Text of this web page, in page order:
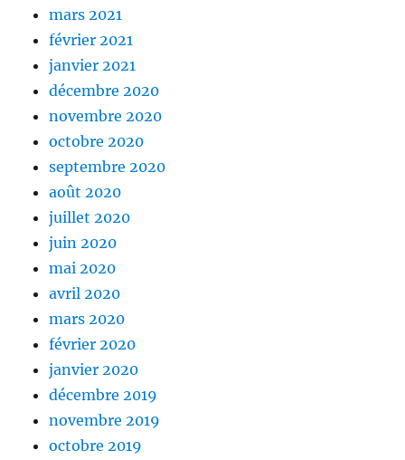
mars 2021
février 2021
janvier 2021
décembre 2020
novembre 2020
octobre 2020
septembre 2020
août 2020
juillet 2020
juin 2020
mai 2020
avril 2020
mars 2020
février 2020
janvier 2020
décembre 2019
novembre 2019
octobre 2019